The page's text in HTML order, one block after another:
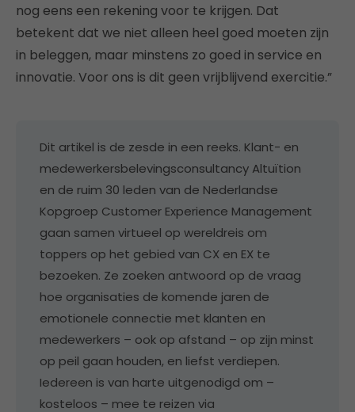
nog eens een rekening voor te krijgen. Dat
betekent dat we niet alleen heel goed moeten zijn
in beleggen, maar minstens zo goed in service en
innovatie. Voor ons is dit geen vrijblijvend exercitie.”
Dit artikel is de zesde in een reeks. Klant- en
medewerkersbelevingsconsultancy Altuïtion
en de ruim 30 leden van de Nederlandse
Kopgroep Customer Experience Management
gaan samen virtueel op wereldreis om
toppers op het gebied van CX en EX te
bezoeken. Ze zoeken antwoord op de vraag
hoe organisaties de komende jaren de
emotionele connectie met klanten en
medewerkers – ook op afstand – op zijn minst
op peil gaan houden, en liefst verdiepen.
Iedereen is van harte uitgenodigd om –
kosteloos – mee te reizen via